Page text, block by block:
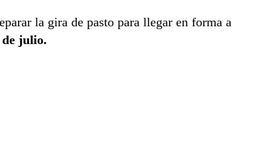
la gira de pasto para llegar en forma a
de julio.